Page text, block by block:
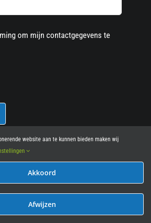
om mijn contactgegevens te
Bike • All Rights Reserved • powered
website aan te kunnen bieden maken wij
Akkoord
Afwijzen